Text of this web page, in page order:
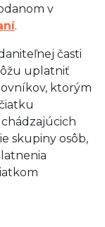
v
.
časti
uplatniť
ktorým
skupiny osôb,